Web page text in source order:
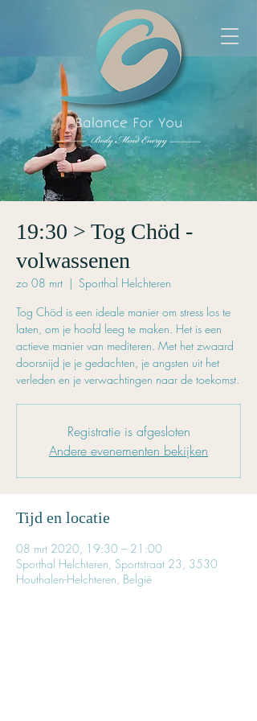
19:30 > Tog Chöd -
volwassenen
zo 08 mrt
  |
Sporthal Helchteren
Tog Chöd is een ideale manier om stress los te
laten, om je hoofd leeg te maken. Het is een
actieve manier van mediteren. Met het zwaard
doorsnijd je je gedachten, je angsten uit het
verleden en je verwachtingen naar de toekomst.
Registratie is afgesloten
Andere evenementen bekijken
Tijd en locatie
08 mrt 2020, 19:30 – 21:00
Sporthal Helchteren, Sportstraat 23, 3530
Houthalen-Helchteren, België